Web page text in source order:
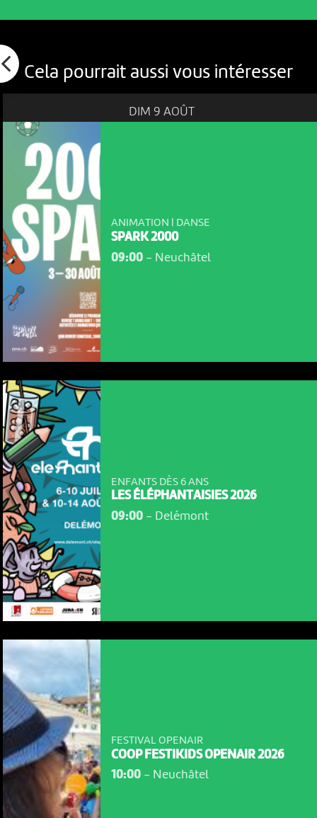
Cela pourrait aussi vous intéresser
DIM 9 AOÛT
ANIMATION | DANSE
SPARK 2000
09:00- Neuchâtel
ENFANTS DÈS 6 ANS
LES ÉLÉPHANTAISIES 2026
09:00- Delémont
FESTIVAL OPENAIR
COOP FESTIKIDS OPENAIR 2026
10:00- Neuchâtel